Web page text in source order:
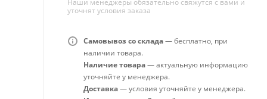
Наши менеджеры обязательно свяжутся с вами и
уточнят условия заказа
Самовывоз со склада— бесплатно, при
наличии товара.
Наличие товара— актуальную информацию
уточняйте у менеджера.
Доставка— условия уточняйте у менеджера.